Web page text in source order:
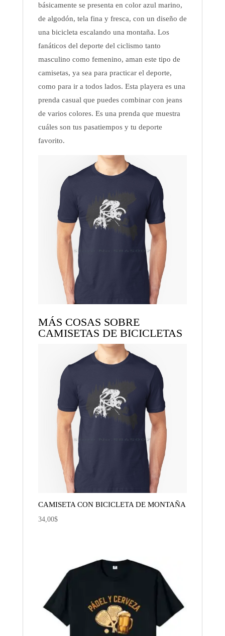
básicamente se presenta en color azul marino,
de algodón, tela fina y fresca, con un diseño de
una bicicleta escalando una montaña. Los
fanáticos del deporte del ciclismo tanto
masculino como femenino, aman este tipo de
camisetas, ya sea para practicar el deporte,
como para ir a todos lados. Esta playera es una
prenda casual que puedes combinar con jeans
de varios colores. Es una prenda que muestra
cuáles son tus pasatiempos y tu deporte
favorito.
MÁS COSAS SOBRE
CAMISETAS DE BICICLETAS
CAMISETA CON BICICLETA DE MONTAÑA
34,00$